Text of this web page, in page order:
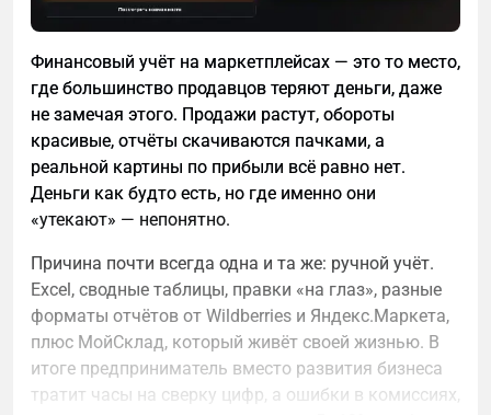
Финансовый учёт на маркетплейсах — это то место,
где большинство продавцов теряют деньги, даже
не замечая этого. Продажи растут, обороты
красивые, отчёты скачиваются пачками, а
реальной картины по прибыли всё равно нет.
Деньги как будто есть, но где именно они
«утекают» — непонятно.
Причина почти всегда одна и та же: ручной учёт.
Excel, сводные таблицы, правки «на глаз», разные
форматы отчётов от Wildberries и Яндекс.Маркета,
плюс МойСклад, который живёт своей жизнью. В
итоге предприниматель вместо развития бизнеса
тратит часы на сверку цифр, а ошибки в комиссиях,